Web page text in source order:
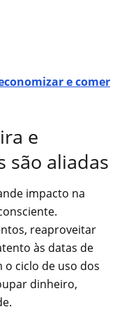
e comer
e
são aliadas
impacto na
reaproveitar
às datas de
ciclo de uso dos
dinheiro,